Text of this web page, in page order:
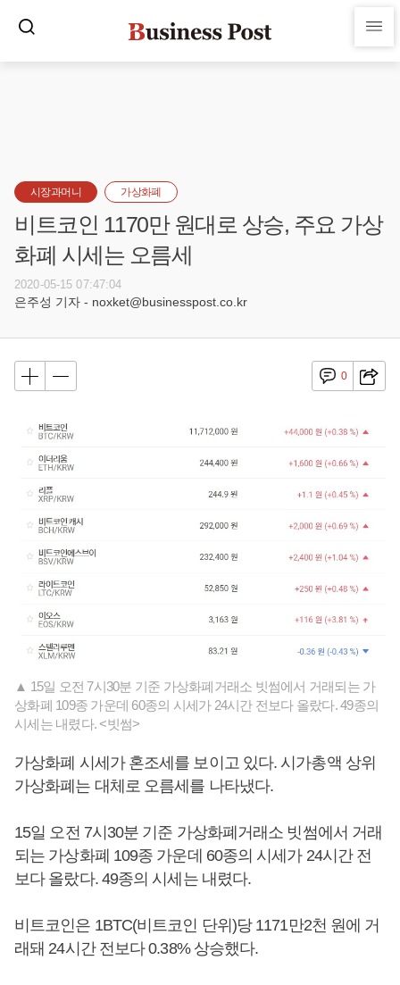
시장과머니 가상화폐
비트코인 1170만 원대로 상승, 주요 가상
화폐 시세는 오름세
2020-05-15 07:47:04
은주성 기자 - noxket@businesspost.co.kr
0
▲ 15일 오전 7시30분 기준 가상화폐거래소 빗썸에서 거래되는 가
상화폐 109종 가운데 60종의 시세가 24시간 전보다 올랐다. 49종의
시세는 내렸다. <빗썸>
가상화폐 시세가 혼조세를 보이고 있다. 시가총액 상위
가상화폐는 대체로 오름세를 나타냈다.
15일 오전 7시30분 기준 가상화폐거래소 빗썸에서 거래
되는 가상화폐 109종 가운데 60종의 시세가 24시간 전
보다 올랐다. 49종의 시세는 내렸다.
비트코인은 1BTC(비트코인 단위)당 1171만2천 원에 거
래돼 24시간 전보다 0.38% 상승했다.